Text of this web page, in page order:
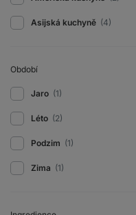
Asijská kuchyně (4)
Období
Jaro (1)
Léto (2)
Podzim (1)
Zima (1)